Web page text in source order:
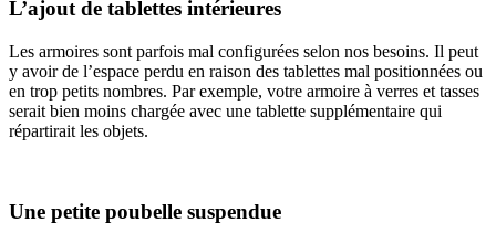
L’ajout de tablettes intérieures
Les armoires sont parfois mal configurées selon nos besoins. Il peut
y avoir de l’espace perdu en raison des tablettes mal positionnées ou
en trop petits nombres. Par exemple, votre armoire à verres et tasses
serait bien moins chargée avec une tablette supplémentaire qui
répartirait les objets.
Une petite poubelle suspendue